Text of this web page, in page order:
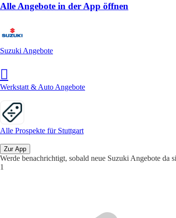
Alle Angebote in der App öffnen
Suzuki Angebote
Werkstatt & Auto Angebote
Alle Prospekte für Stuttgart
Zur App
Werde benachrichtigt, sobald neue Suzuki Angebote da